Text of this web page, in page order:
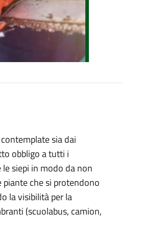
sia dai
obbligo a tutti i
siepi in modo da non
piante che si protendono
la visibilità per la
(scuolabus, camion,